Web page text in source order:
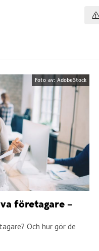
Foto av: AdobeStock
företagare –
Och hur gör de